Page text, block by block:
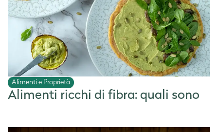
Alimenti e Proprietà
Alimenti ricchi di fibra: quali sono